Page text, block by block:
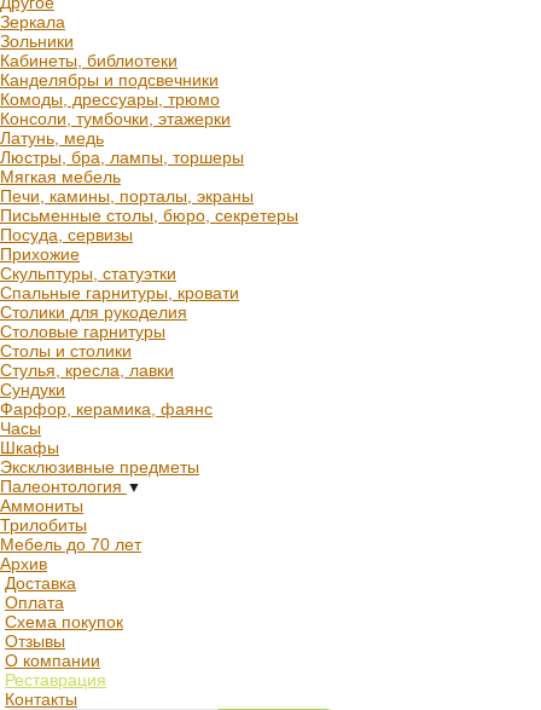
Зеркала
Зольники
Кабинеты, библиотеки
Канделябры и подсвечники
Комоды, дрессуары, трюмо
Консоли, тумбочки, этажерки
Латунь, медь
Люстры, бра, лампы, торшеры
Мягкая мебель
Печи, камины, порталы, экраны
Письменные столы, бюро, секретеры
Посуда, сервизы
Прихожие
Скульптуры, статуэтки
Спальные гарнитуры, кровати
Столики для рукоделия
Столовые гарнитуры
Столы и столики
Стулья, кресла, лавки
Сундуки
Фарфор, керамика, фаянс
Часы
Шкафы
Эксклюзивные предметы
Палеонтология ▼
Аммониты
Трилобиты
Мебель до 70 лет
Архив
Доставка
Оплата
Схема покупок
Отзывы
О компании
Реставрация
Контакты